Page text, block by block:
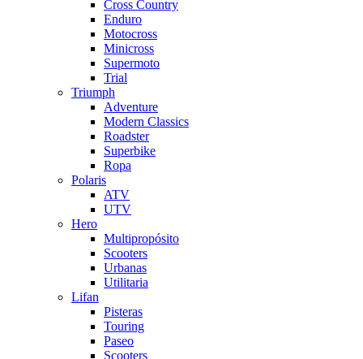
Cross Country
Enduro
Motocross
Minicross
Supermoto
Trial
Triumph
Adventure
Modern Classics
Roadster
Superbike
Ropa
Polaris
ATV
UTV
Hero
Multipropósito
Scooters
Urbanas
Utilitaria
Lifan
Pisteras
Touring
Paseo
Scooters